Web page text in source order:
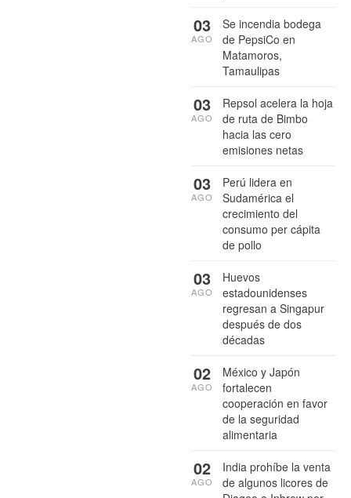
Se incendia bodega
de PepsiCo en
Matamoros,
Tamaulipas
03
AGO
Repsol acelera la hoja
de ruta de Bimbo
hacia las cero
emisiones netas
03
AGO
Perú lidera en
Sudamérica el
crecimiento del
consumo per cápita
de pollo
03
AGO
Huevos
estadounidenses
regresan a Singapur
después de dos
décadas
03
AGO
México y Japón
fortalecen
cooperación en favor
de la seguridad
alimentaria
02
AGO
India prohíbe la venta
de algunos licores de
02
AGO